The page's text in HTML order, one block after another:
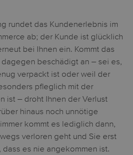
rundet das Kundenerlebnis im
ab; der Kunde ist glücklich
bei Ihnen ein. Kommt das
beschädigt an – sei es,
verpackt ist oder weil der
pfleglich mit der
ist – droht Ihnen der Verlust
hinaus noch unnötige
kommt es lediglich dann,
verloren geht und Sie erst
es nie angekommen ist.